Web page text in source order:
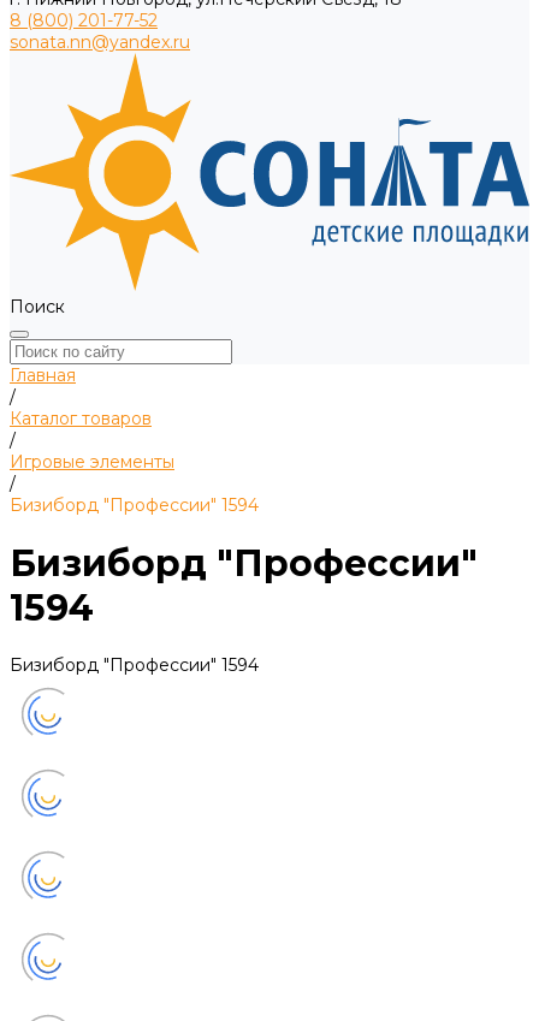
8 (800) 201-77-52
sonata.nn@yandex.ru
Поиск
Главная
/
Каталог товаров
/
Игровые элементы
/
Бизиборд "Профессии" 1594
Бизиборд "Профессии"
1594
Бизиборд "Профессии" 1594